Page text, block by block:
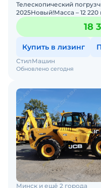
Телескопический
2025Новый!Масса – 12
кгВысота подъема - 18
18
Купить в лизинг
Обновлено сегодня
СтилМашин
Минск и ещё 2 города